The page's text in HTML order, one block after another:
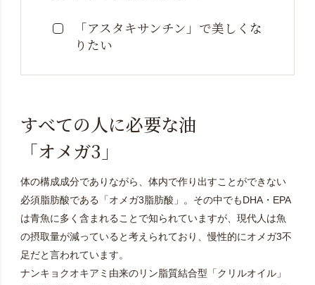
「アスタキサンチン」で美しくな
りたい
すべての人に必要な油
「オメガ3」
体の構成成分でありながら、体内で作り出すことができない
必須脂肪酸である「オメガ3脂肪酸」。その中でもDHA・EPA
は青魚に多く含まれることで知られていますが、現代人は魚
の摂取量が減っていると考えられており、慢性的にオメガ3不
足だと言われています。
ナンキョクオキアミ由来のリン脂質結合型「クリルオイル」